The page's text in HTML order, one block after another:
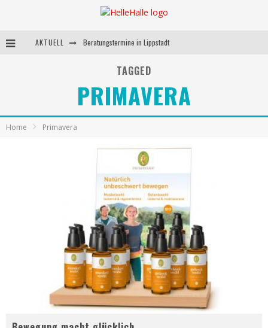
AKTUELL Beratungstermine in Lippstadt
Behandlungstermine in Lippstadt
Andrea Miorin-Bellermann
Kolumne-Ernährungsumstellung
TAGGED
PRIMAVERA
Home Primavera